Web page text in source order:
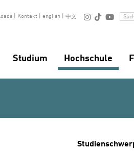
Kontakt english 中文   
Studium Hochschule